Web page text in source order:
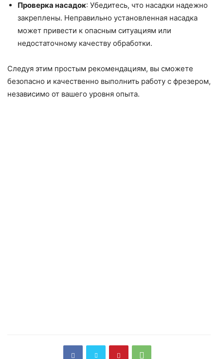
Проверка насадок: Убедитесь, что насадки надежно
закреплены. Неправильно установленная насадка
может привести к опасным ситуациям или
недостаточному качеству обработки.
Следуя этим простым рекомендациям, вы сможете
безопасно и качественно выполнить работу с фрезером,
независимо от вашего уровня опыта.